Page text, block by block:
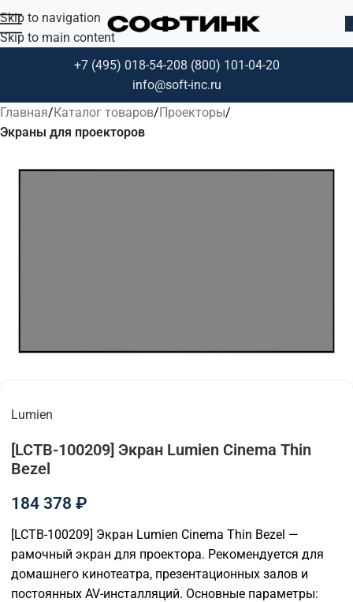
Skip to navigation
Skip to main content
+7 (495) 018-54-208 (800) 101-04-20
info@soft-inc.ru
Главная Каталог товаров Проекторы
Экраны для проекторов
Lumien
[LCTB-100209] Экран Lumien Cinema Thin
Bezel
184 378 ₽
[LCTB-100209] Экран Lumien Cinema Thin Bezel —
рамочный экран для проектора. Рекомендуется для
домашнего кинотеатра, презентационных залов и
постоянных AV-инсталляций. Основные параметры: